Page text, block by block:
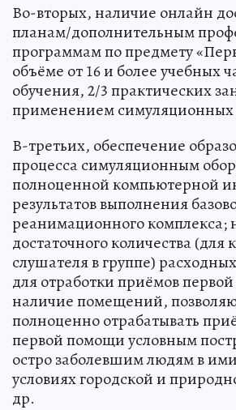
Во-вторых, наличие онлайн
планам/дополнительным
программам по предмету
объёме от 16 и более учебных
обучения, 2/3 практических
применением симуляционных
В-третьих, обеспечение
процесса симуляционным
полноценной компьютерной
результатов выполнения
реанимационного комплекса;
достаточного количества (для
слушателя в группе)
для отработки приёмов
наличие помещений,
полноценно отрабатывать
первой помощи условным
остро заболевшим людям в
условиях городской и
др.